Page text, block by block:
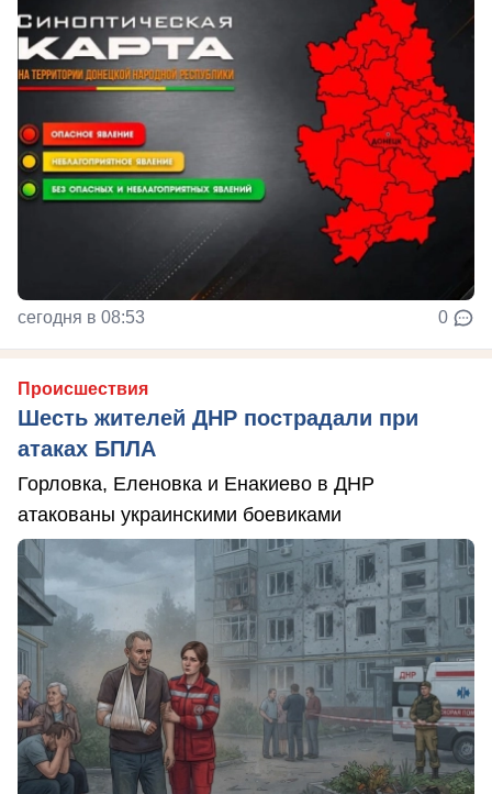
сегодня в 08:53 0
Происшествия
Шесть жителей ДНР пострадали при
атаках БПЛА
Горловка, Еленовка и Енакиево в ДНР
атакованы украинскими боевиками